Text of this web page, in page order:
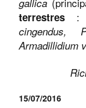
gallica
terrestres :
cingendus,
Armadillidium
15/07/2016